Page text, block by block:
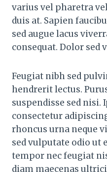
varius vel pharetra
duis at. Sapien
sed augue lacus
consequat. Dolor sed
Feugiat nibh sed
hendrerit lectus.
suspendisse sed
consectetur
rhoncus urna neque
sed vulputate odio ut
tempor nec feugiat
diam maecenas